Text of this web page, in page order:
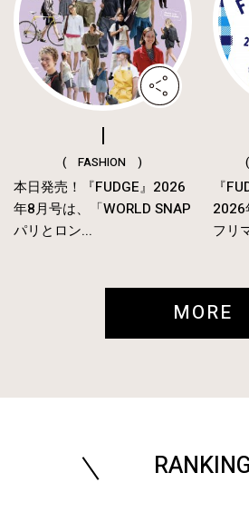
( FASHION )
本日発売！『FUDGE』2026
年8月号は、「WORLD SNAP
パリとロン...
『
2026
フリ
MORE
RANKING